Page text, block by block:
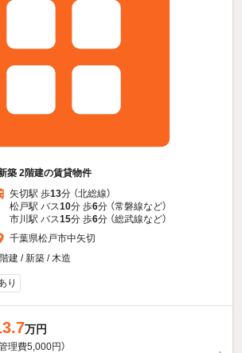
築 2階建の賃貸物件
矢切駅 歩13分 （北総線）
松戸駅 バス10分 歩6分 （常磐線など）
市川駅 バス15分 歩6分 （総武線など）
千葉県松戸市中矢切
建 / 新築 / 木造
り
万円
管理費5,000円）